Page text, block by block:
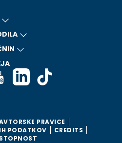
PRAVICE
PODATKOV
CREDITS